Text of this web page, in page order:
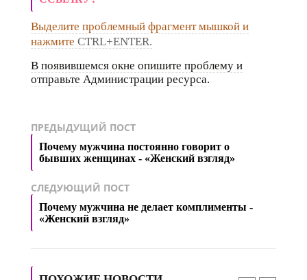
Выделите проблемный фрагмент мышкой и
нажмите CTRL+ENTER.
В появившемся окне опишите проблему и
отправьте Администрации ресурса.
ПРЕДЫДУЩИЙ ПОСТ
Почему мужчина постоянно говорит о
бывших женщинах - «Женский взгляд»
СЛЕДУЮЩИЙ ПОСТ
Почему мужчина не делает комплименты -
«Женский взгляд»